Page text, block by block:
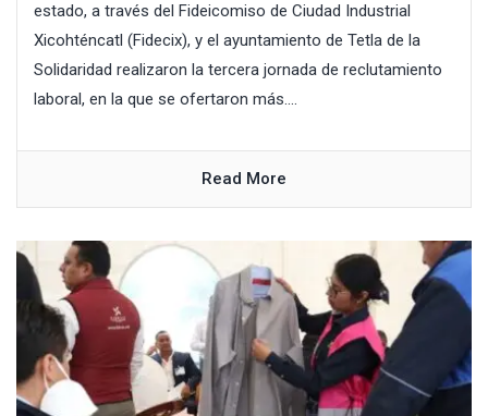
estado, a través del Fideicomiso de Ciudad Industrial
Xicohténcatl (Fidecix), y el ayuntamiento de Tetla de la
Solidaridad realizaron la tercera jornada de reclutamiento
laboral, en la que se ofertaron más....
Read More